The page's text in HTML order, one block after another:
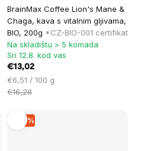
BrainMax Coffee Lion's Mane &
Chaga, kava s vitalnim gljivama,
BIO, 200g *CZ-BIO-001 certifikat
Na skladištu > 5 komada
Sri 12.8. kod vas
€13,02
Cijena
mjere:
€6,51 / 100 g
€16,28
–19 %